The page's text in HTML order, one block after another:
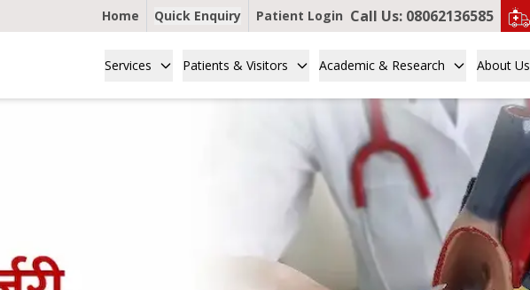
Home Quick Enquiry Patient Login Call Us: 08062136585
Services Patients & Visitors Academic & Research About Us